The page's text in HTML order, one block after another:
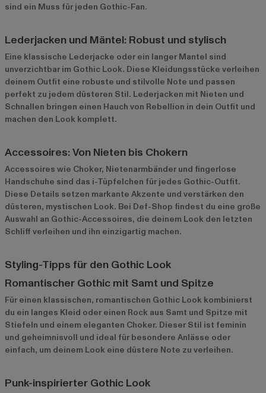
sind ein Muss für jeden Gothic-Fan.
Lederjacken und Mäntel: Robust und stylisch
Eine klassische Lederjacke oder ein langer Mantel sind
unverzichtbar im Gothic Look. Diese Kleidungsstücke verleihen
deinem Outfit eine robuste und stilvolle Note und passen
perfekt zu jedem düsteren Stil. Lederjacken mit Nieten und
Schnallen bringen einen Hauch von Rebellion in dein Outfit und
machen den Look komplett.
Accessoires: Von Nieten bis Chokern
Accessoires wie Choker, Nietenarmbänder und fingerlose
Handschuhe sind das i-Tüpfelchen für jedes Gothic-Outfit.
Diese Details setzen markante Akzente und verstärken den
düsteren, mystischen Look. Bei Def-Shop findest du eine große
Auswahl an Gothic-Accessoires, die deinem Look den letzten
Schliff verleihen und ihn einzigartig machen.
Styling-Tipps für den Gothic Look
Romantischer Gothic mit Samt und Spitze
Für einen klassischen, romantischen Gothic Look kombinierst
du ein langes Kleid oder einen Rock aus Samt und Spitze mit
Stiefeln und einem eleganten Choker. Dieser Stil ist feminin
und geheimnisvoll und ideal für besondere Anlässe oder
einfach, um deinem Look eine düstere Note zu verleihen.
Punk-inspirierter Gothic Look